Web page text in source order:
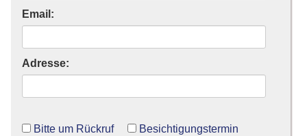
Email:
Adresse:
Bitte um Rückruf
Besichtigungstermin